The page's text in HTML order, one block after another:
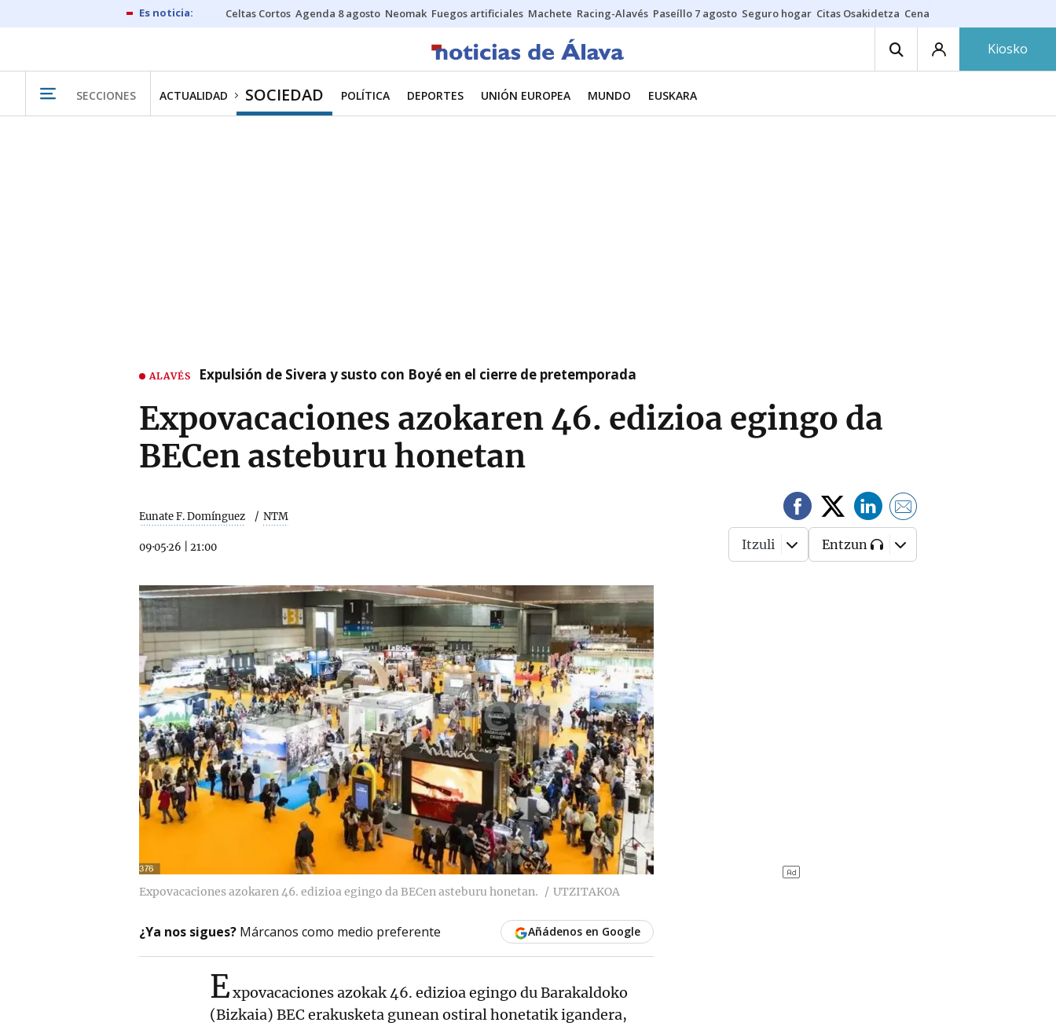
Celtas Cortos Agenda 8 agosto Neomak Fuegos artificiales Machete Racing-Alavés Paseíllo 7 agosto Seguro hogar Citas Osakidetza Cenas nudistas
Kiosko
SECCIONES ACTUALIDAD SOCIEDAD POLÍTICA DEPORTES UNIÓN EUROPEA MUNDO EUSKARA
ALAVÉS Expulsión de Sivera y susto con Boyé en el cierre de pretemporada
Expovacaciones azokaren 46. edizioa egingo da
BECen asteburu honetan
Eunate F. Domínguez NTM
09·05·26 21:00 Itzuli Entzun
Expovacaciones azokaren 46. edizioa egingo da BECen asteburu honetan. UTZITAKOA
¿Ya nos sigues? Márcanos como medio preferente Añádenos en Google
Expovacaciones azokak 46. edizioa egingo du Barakaldoko
(Bizkaia) BEC erakusketa gunean ostiral honetatik igandera,